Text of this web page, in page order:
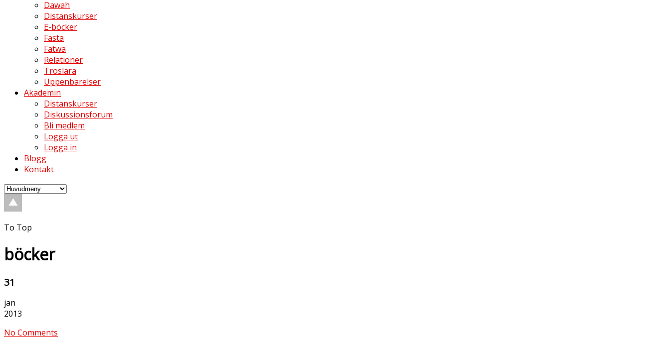
Dawah
Distanskurser
E-böcker
Fasta
Fatwa
Relationer
Troslära
Uppenbarelser
Akademin
Distanskurser
Diskussionsforum
Bli medlem
Logga ut
Logga in
Blogg
Kontakt
To Top
böcker
31
jan
2013
No Comments